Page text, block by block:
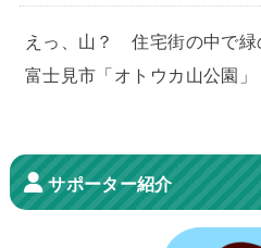
えっ、山？ 住宅街の中で緑
富士見市「オトウカ山公園」
サポーター紹介